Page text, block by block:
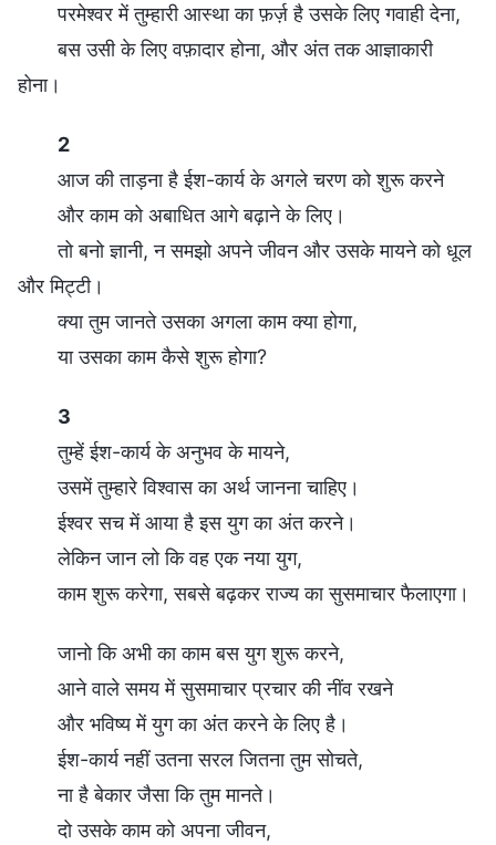
परमेश्वर में तुम्हारी आस्था का फ़र्ज़ है उसके लिए गवाही देना,
बस उसी के लिए वफ़ादार होना, और अंत तक आज्ञाकारी
होना।
2
आज की ताड़ना है ईश-कार्य के अगले चरण को शुरू करने
और काम को अबाधित आगे बढ़ाने के लिए।
तो बनो ज्ञानी, न समझो अपने जीवन और उसके मायने को धूल
और मिट्टी।
क्या तुम जानते उसका अगला काम क्या होगा,
या उसका काम कैसे शुरू होगा?
3
तुम्हें ईश-कार्य के अनुभव के मायने,
उसमें तुम्हारे विश्वास का अर्थ जानना चाहिए।
ईश्वर सच में आया है इस युग का अंत करने।
लेकिन जान लो कि वह एक नया युग,
काम शुरू करेगा, सबसे बढ़कर राज्य का सुसमाचार फैलाएगा।
जानो कि अभी का काम बस युग शुरू करने,
आने वाले समय में सुसमाचार प्रचार की नींव रखने
और भविष्य में युग का अंत करने के लिए है।
ईश-कार्य नहीं उतना सरल जितना तुम सोचते,
ना है बेकार जैसा कि तुम मानते।
दो उसके काम को अपना जीवन,